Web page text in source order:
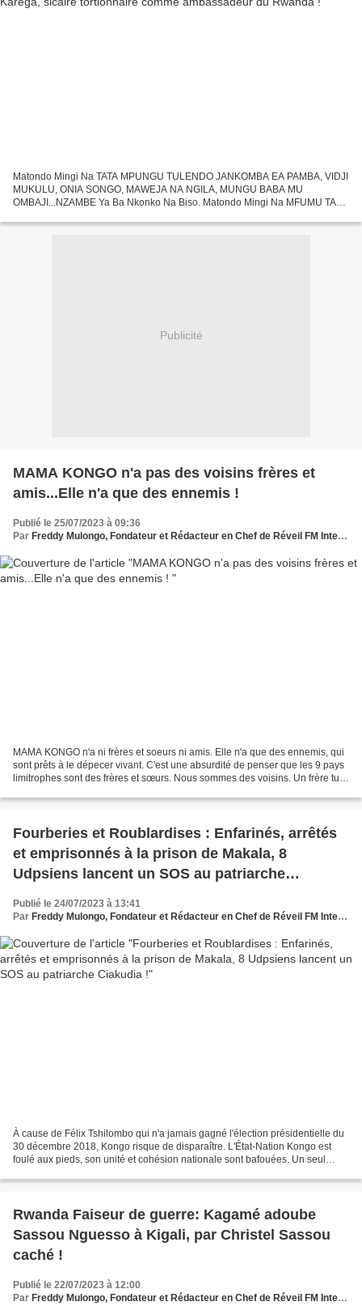
Matondo Mingi Na TATA MPUNGU TULENDO JANKOMBA EA PAMBA, VIDJI
MUKULU, ONIA SONGO, MAWEJA NA NGILA, MUNGU BABA MU
OMBAJI...NZAMBE Ya Ba Nkonko Na Biso. Matondo Mingi Na MFUMU TATA
Na Ba Nkoko...
Publicité
MAMA KONGO n'a pas des voisins frères et
amis...Elle n'a que des ennemis !
Publié le 25/07/2023 à 09:36
Par Freddy Mulongo, Fondateur et Rédacteur en Chef de Réveil FM International
MAMA KONGO n'a ni frères et soeurs ni amis. Elle n'a que des ennemis, qui
sont prêts à le dépecer vivant. C'est une absurdité de penser que les 9 pays
limitrophes sont des frères et sœurs. Nous sommes des voisins. Un frère tue-
Fourberies et Roublardises : Enfarinés, arrêtés
et emprisonnés à la prison de Makala, 8
Udpsiens lancent un SOS au patriarche
Ciakudia !
Publié le 24/07/2023 à 13:41
Par Freddy Mulongo, Fondateur et Rédacteur en Chef de Réveil FM International
À cause de Félix Tshilombo qui n'a jamais gagné l'élection présidentielle du
30 décembre 2018, Kongo risque de disparaître. L'État-Nation Kongo est
foulé aux pieds, son unité et cohésion nationale sont bafouées. Un seul
Rwanda Faiseur de guerre: Kagamé adoube
Sassou Nguesso à Kigali, par Christel Sassou
caché !
Publié le 22/07/2023 à 12:00
Par Freddy Mulongo, Fondateur et Rédacteur en Chef de Réveil FM International